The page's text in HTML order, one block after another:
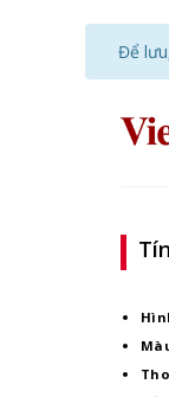
Để